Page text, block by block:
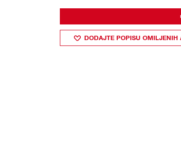
DODAJTE POPISU OMILJENIH